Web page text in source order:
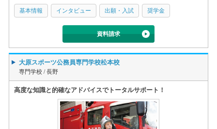
基本情報 インタビュー 出願・入試 奨学金
資料請求
大原スポーツ公務員専門学校松本校
専門学校 /長野
高度な知識と的確なアドバイスでトータルサポート！